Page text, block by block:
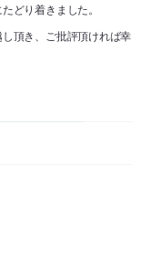
どり着きました。
頂き、ご批評頂ければ幸